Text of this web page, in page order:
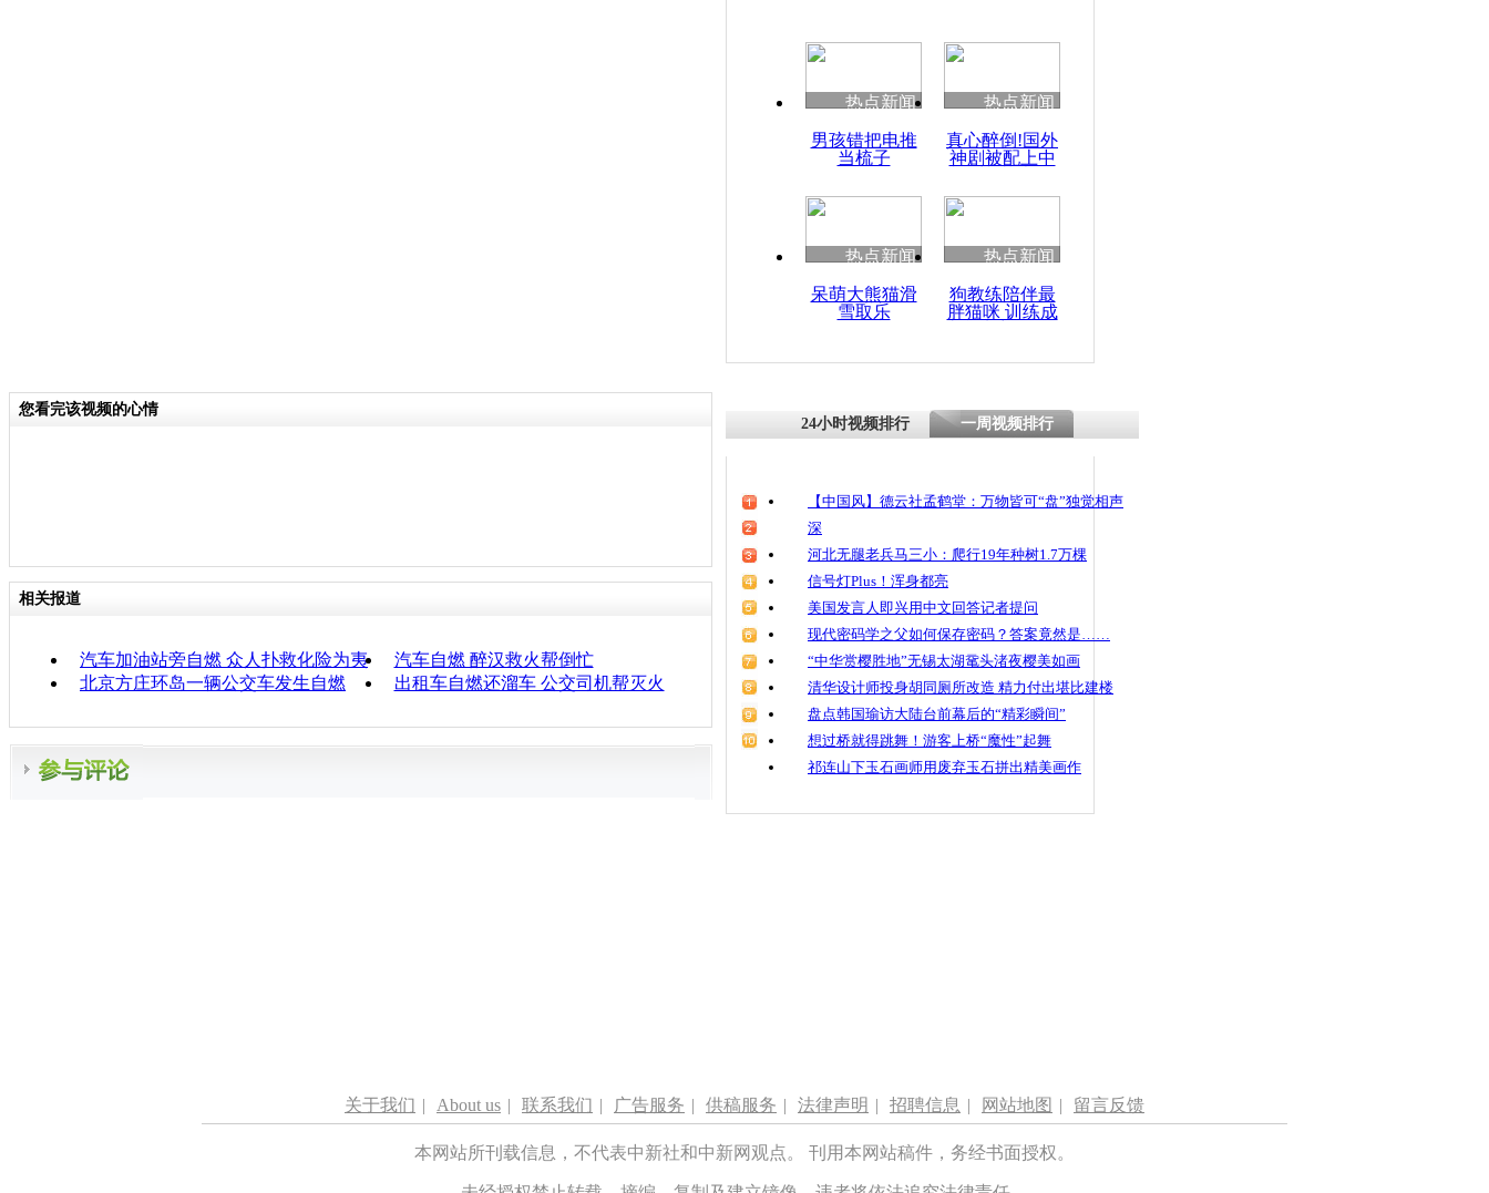
因
度苗族花山节
魂
热点新闻
男孩错把电推
当梳子
热点新闻
真心醉倒!国外
神剧被配上中
热点新闻
呆萌大熊猫滑
雪取乐
热点新闻
狗教练陪伴最
胖猫咪 训练成
您看完该视频的心情
相关报道
汽车加油站旁自燃 众人扑救化险为夷
汽车自燃 醉汉救火帮倒忙
北京方庄环岛一辆公交车发生自燃
出租车自燃还溜车 公交司机帮灭火
24小时视频排行 一周视频排行
【中国风】德云社孟鹤堂：万物皆可“盘”独觉相声
深
河北无腿老兵马三小：爬行19年种树1.7万棵
信号灯Plus！浑身都亮
美国发言人即兴用中文回答记者提问
现代密码学之父如何保存密码？答案竟然是……
“中华赏樱胜地”无锡太湖鼋头渚夜樱美如画
清华设计师投身胡同厕所改造 精力付出堪比建楼
盘点韩国瑜访大陆台前幕后的“精彩瞬间”
想过桥就得跳舞！游客上桥“魔性”起舞
祁连山下玉石画师用废弃玉石拼出精美画作
关于我们 | About us | 联系我们 | 广告服务 | 供稿服务 | 法律声明 | 招聘信息 | 网站地图 | 留言反馈
本网站所刊载信息，不代表中新社和中新网观点。 刊用本网站稿件，务经书面授权。